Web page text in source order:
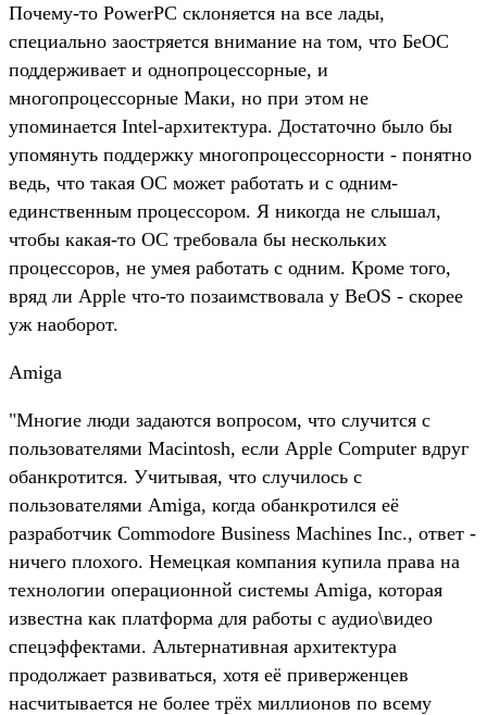
Почему-то PowerPC склоняется на все лады,
специально заостряется внимание на том, что БеОС
поддерживает и однопроцессорные, и
многопроцессорные Маки, но при этом не
упоминается Intel-архитектура. Достаточно было бы
упомянуть поддержку многопроцессорности - понятно
ведь, что такая ОС может работать и с одним-
единственным процессором. Я никогда не слышал,
чтобы какая-то ОС требовала бы нескольких
процессоров, не умея работать с одним. Кроме того,
вряд ли Apple что-то позаимствовала у BeOS - скорее
уж наоборот.
Amiga
"Многие люди задаются вопросом, что случится с
пользователями Macintosh, если Apple Computer вдруг
обанкротится. Учитывая, что случилось с
пользователями Amiga, когда обанкротился её
разработчик Commodore Business Machines Inc., ответ -
ничего плохого. Немецкая компания купила права на
технологии операционной системы Amiga, которая
известна как платформа для работы с аудио\видео
спецэффектами. Альтернативная архитектура
продолжает развиваться, хотя её приверженцев
насчитывается не более трёх миллионов по всему